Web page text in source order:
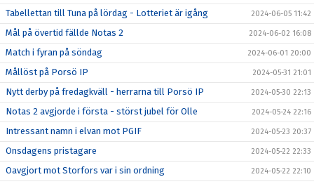
Tabellettan till Tuna på lördag - Lotteriet är igång 2024-06-05 11:42
Mål på övertid fällde Notas 2 2024-06-02 16:08
Match i fyran på söndag 2024-06-01 20:00
Mållöst på Porsö IP 2024-05-31 21:01
Nytt derby på fredagkväll - herrarna till Porsö IP 2024-05-30 22:13
Notas 2 avgjorde i första - störst jubel för Olle 2024-05-24 22:16
Intressant namn i elvan mot PGIF 2024-05-23 20:37
Onsdagens pristagare 2024-05-22 22:33
Oavgjort mot Storfors var i sin ordning 2024-05-22 22:10